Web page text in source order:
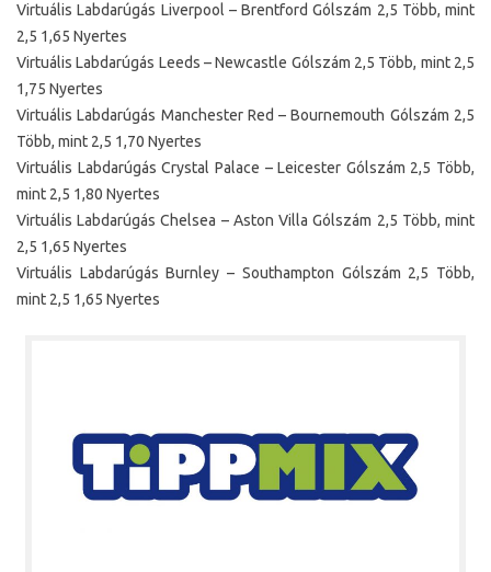
Virtuális Labdarúgás Liverpool – Brentford Gólszám 2,5 Több, mint
2,5 1,65 Nyertes
Virtuális Labdarúgás Leeds – Newcastle Gólszám 2,5 Több, mint 2,5
1,75 Nyertes
Virtuális Labdarúgás Manchester Red – Bournemouth Gólszám 2,5
Több, mint 2,5 1,70 Nyertes
Virtuális Labdarúgás Crystal Palace – Leicester Gólszám 2,5 Több,
mint 2,5 1,80 Nyertes
Virtuális Labdarúgás Chelsea – Aston Villa Gólszám 2,5 Több, mint
2,5 1,65 Nyertes
Virtuális Labdarúgás Burnley – Southampton Gólszám 2,5 Több,
mint 2,5 1,65 Nyertes